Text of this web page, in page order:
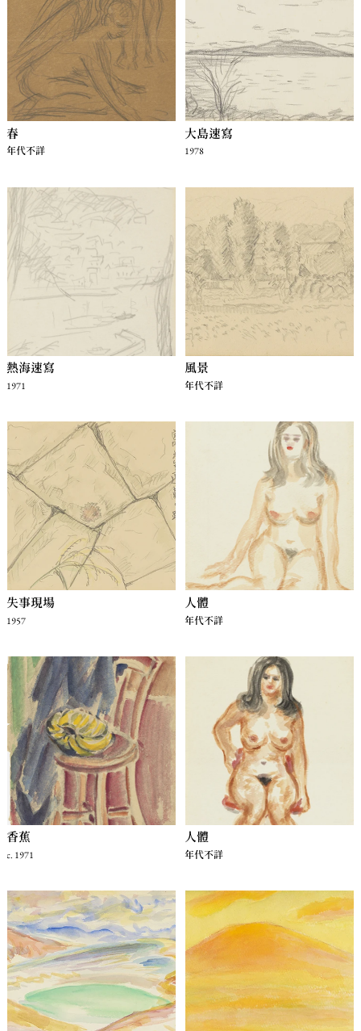
春
年代不詳
大島速寫
1978
熱海速寫
1971
風景
年代不詳
失事現場
1957
人體
年代不詳
香蕉
c. 1971
人體
年代不詳